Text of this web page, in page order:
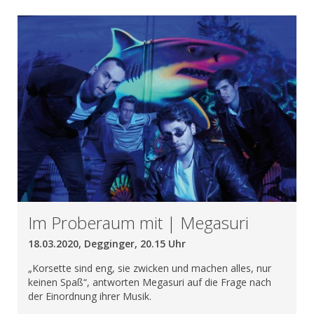
Im Proberaum mit | Megasuri
18.03.2020, Degginger, 20.15 Uhr
„Korsette sind eng, sie zwicken und machen alles, nur
keinen Spaß“, antworten Megasuri auf die Frage nach
der Einordnung ihrer Musik.